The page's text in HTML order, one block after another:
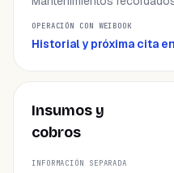
Historial y próxima cita
Insumos y
cobros